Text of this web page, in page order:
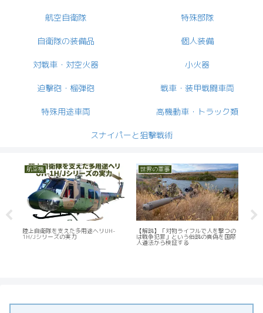
航空自衛隊 特殊部隊
自衛隊の装備品 個人装備
対戦車・対空火器 小火器
迫撃砲・榴弾砲 戦車・装甲戦闘車両
特殊用途車両 高機動車・トラック類
スナイパーと狙撃戦術
で人を撃つの
の真偽を国際
小火器
陸上自衛隊が調達したバレットM95対
物ライフル
個人装備
陸上自衛隊の戦闘装着セット